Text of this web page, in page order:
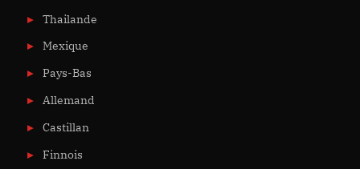
Thailande
Mexique
Pays-Bas
Allemand
Castillan
Finnois